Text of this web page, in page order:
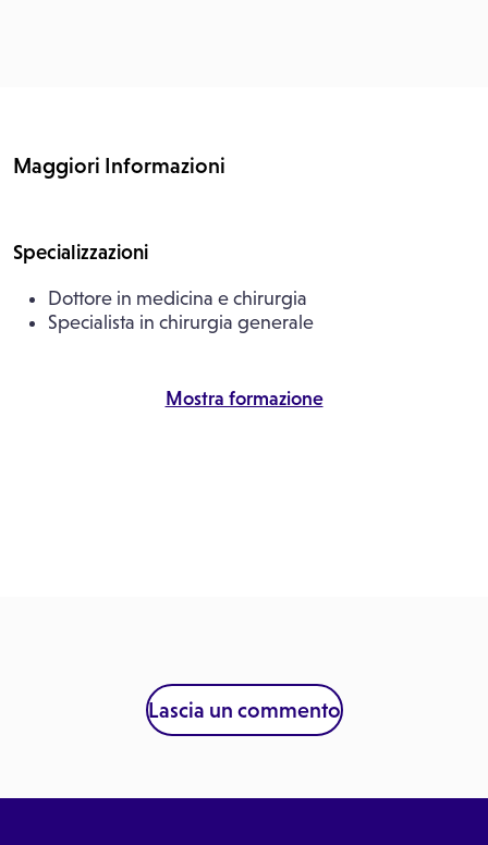
Maggiori Informazioni
Specializzazioni
Dottore in medicina e chirurgia
Specialista in chirurgia generale
Mostra formazione
Lascia un commento